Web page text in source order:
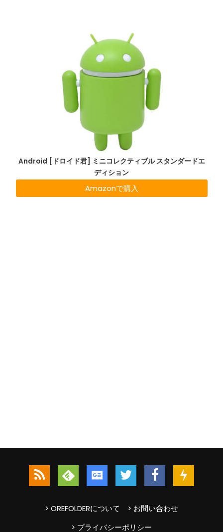
Android [ドロイド君] ミニコレクティブル スタンダードエ
ディション
Amazonで購入
> OREFOLDERについて
> お問い合わせ
> プライバシーポリシー